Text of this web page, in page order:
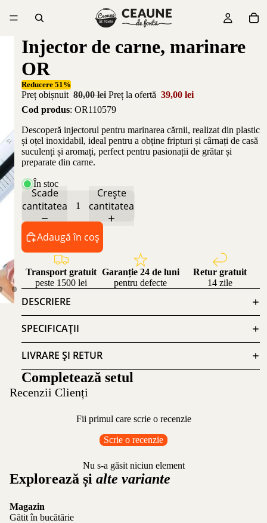
Injector de carne, marinare
OR
Reducere 51%
Preț obișnuit 80,00 lei Preț la ofertă 39,00 lei
Cod produs: OR110579
Descoperă injectorul pentru marinarea cărnii, realizat din plastic
și oțel inoxidabil, ideal pentru a obține fripturi și cârnați de casă
suculenți și aromați, perfect pentru pasionații de grătar și
preparate din carne.
În stoc
Scade
cantitatea
Crește
cantitatea
Adaugă în coș
Transport gratuit
peste 1500 lei
Garanție 24 de luni
pentru defecte
Retur gratuit
14 zile
DESCRIERE
SPECIFICAȚII
LIVRARE ȘI RETUR
Completează setul
Recenzii Clienți
Fii primul care scrie o recenzie
Scrie o recenzie
Nu s-a găsit niciun element
Explorează și alte variante
Magazin
Gătit în bucătărie